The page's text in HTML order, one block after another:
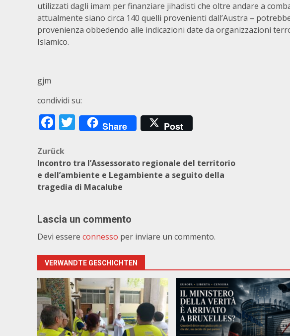
utilizzati dagli imam per finanziare jihadisti che oltre andare a
attualmente siano circa 140 quelli provenienti dall’Austra –
provenienza obbedendo alle indicazioni date da organizzazioni
Islamico.
gjm
condividi su:
Facebook
Twitter
Share Post
Beitragsnavigation
Zurück
Incontro tra l’Assessorato regionale del territorio
e dell’ambiente e Legambiente a seguito della
tragedia di Macalube
Lascia un commento
Devi essere connesso per inviare un commento.
VERWANDTE GESCHICHTEN